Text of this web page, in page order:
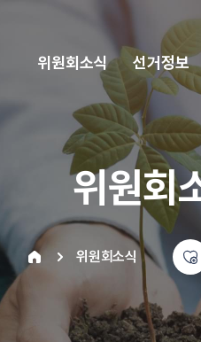
위원회소식 선거정보
위원회
위원회소식